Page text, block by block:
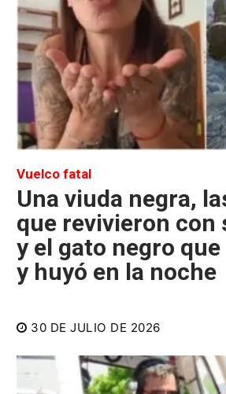
Vuelco fatal
Una viuda negra,
que revivieron con
y el gato negro
y huyó en la noche
30 DE JULIO DE 2026